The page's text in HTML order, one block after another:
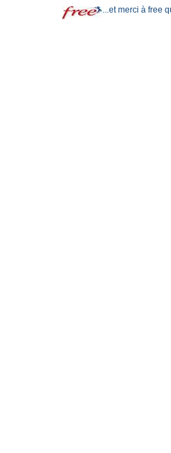
...et merci à free